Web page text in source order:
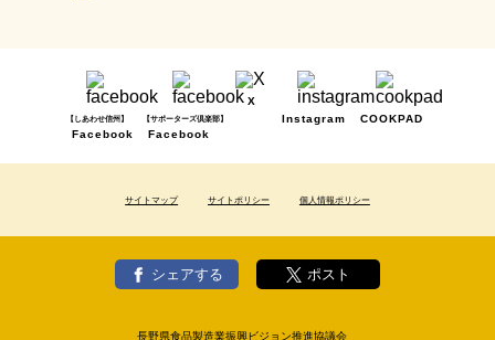
【しあわせ信州】
Facebook
【サポーターズ倶楽部】
Facebook
X
Instagram
COOKPAD
サイトマップ サイトポリシー 個人情報ポリシー
シェアする ポスト
長野県食品製造業振興ビジョン推進協議会